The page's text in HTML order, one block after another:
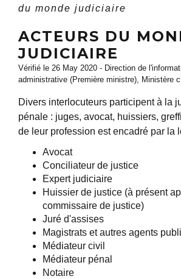
du monde judiciaire
ACTEURS DU
JUDICIAIRE
Vérifié le 26 May 2020 - Direction de
administrative (Première ministre), Ministère
Divers interlocuteurs participent à la
pénale : juges, avocat, huissiers,
de leur profession est encadré par la
Avocat
Conciliateur de justice
Expert judiciaire
Huissier de justice (à présent
commissaire de justice)
Juré d'assises
Magistrats et autres agents
Médiateur civil
Médiateur pénal
Notaire